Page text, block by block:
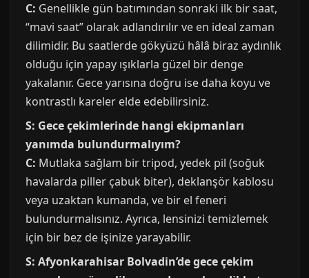
C: Genellikle gün batımından sonraki ilk bir saat,
“mavi saat” olarak adlandırılır ve en ideal zaman
dilimidir. Bu saatlerde gökyüzü hâlâ biraz aydınlık
olduğu için yapay ışıklarla güzel bir denge
yakalanır. Gece yarısına doğru ise daha koyu ve
kontrastlı kareler elde edebilirsiniz.
S: Gece çekimlerinde hangi ekipmanları
yanımda bulundurmalıyım?
C: Mutlaka sağlam bir tripod, yedek pil (soğuk
havalarda piller çabuk biter), deklanşör kablosu
veya uzaktan kumanda, ve bir el feneri
bulundurmalısınız. Ayrıca, lensinizi temizlemek
için bir bez de işinize yarayabilir.
S: Afyonkarahisar Bolvadin’de gece çekim